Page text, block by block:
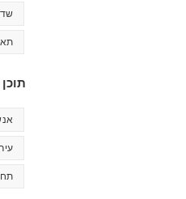
תוכן